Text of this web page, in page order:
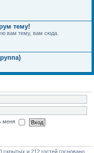
тему!
вам тему, вам сюда.
меня
скрытых и 212 гостей (основано